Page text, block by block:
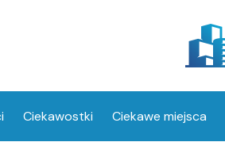
Ciekawostki Ciekawe miejsca